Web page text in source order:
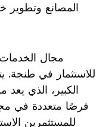
المصانع وتطوير
مجال الخدمات
للاستثمار في طنجة.
الكبير، الذي يعد
فرصًا متعددة في
للمستثمرين